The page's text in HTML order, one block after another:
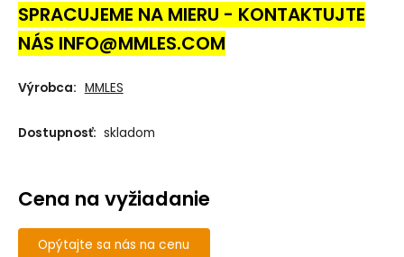
SPRACUJEME NA MIERU - KONTAKTUJTE
NÁS INFO@MMLES.COM
Výrobca: MMLES
Dostupnosť: skladom
Cena na vyžiadanie
Opýtajte sa nás na cenu